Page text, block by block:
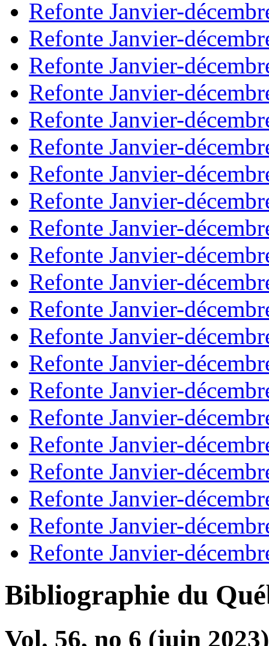
Refonte Janvier-
Refonte Janvier-
Refonte Janvier-
Refonte Janvier-
Refonte Janvier-
Refonte Janvier-
Refonte Janvier-
Refonte Janvier-
Refonte Janvier-
Refonte Janvier-
Refonte Janvier-
Refonte Janvier-
Refonte Janvier-
Refonte Janvier-
Refonte Janvier-
Refonte Janvier-
Refonte Janvier-
Refonte Janvier-
Refonte Janvier-
Refonte Janvier-
Refonte Janvier-
Bibliographie du
Vol. 56, no 6 (juin 2023)